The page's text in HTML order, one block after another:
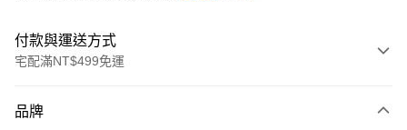
付款與運送方式
宅配滿NT$499免運
信用卡一次付款
品牌